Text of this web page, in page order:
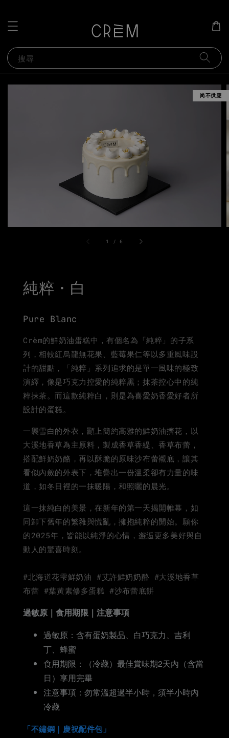
搜尋
1 /6
尚不供應
純粹・白
Pure Blanc
Crèm的鮮奶油蛋糕中，有個名為「純粹」的子系
列，相較紅烏龍無花果、藍莓果仁等以多重風味設
計的甜點，「純粹」系列追求的是單一風味的極致
演繹，像是巧克力控愛的純粹黑；抹茶控心中的純
粹抹茶。而這款純粹白，則是為喜愛奶香愛好者所
設計的蛋糕。
一襲雪白的外衣，顯上簡約高雅的鮮奶油擠花，以
大溪地香草為主原料，製成香草香緹、香草布蕾，
搭配鮮奶奶酪，再以酥脆的原味沙布蕾襯底，讓其
看似內斂的外表下，堆疊出一份溫柔卻有力量的味
道，如冬日裡的一抹暖陽，和照曬的晨光。
這一抹純白的美景，在新年的第一天揭開帷幕，如
同卸下舊年的繁雜與慌亂，擁抱純粹的開始。願你
的2025年，皆能以純淨的心情，邂逅更多美好與自
動人的驚喜時刻。
#北海道花雫鮮奶油 #艾許鮮奶奶酪 #大溪地香草
布蕾 #葉黃素修多蛋糕 #沙布蕾底餅
過敏原｜食用期限｜注意事項
過敏原：含有蛋奶製品、白巧克力、吉利
丁、蜂蜜
食用期限：（冷藏）最佳賞味期2天內（含當
日）享用完畢
注意事項：勿常溫超過半小時，須半小時內
冷藏
「不鏽鋼｜慶祝配件包」